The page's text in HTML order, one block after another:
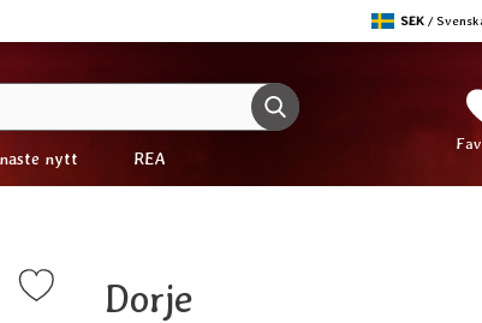
Sverige
,SEK /
Genomför sökning
nytt REA
dorje som favoritDorje